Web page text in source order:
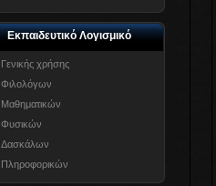
Εκπαιδευτικό Λογισμικό
Γενικής χρήσης
Φιλολόγων
Μαθηματικών
Φυσικών
Δασκάλων
Πληροφορικών